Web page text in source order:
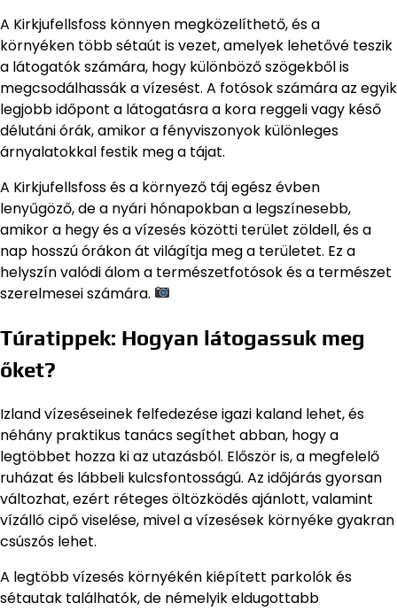
A Kirkjufellsfoss könnyen megközelíthető, és a
környéken több sétaút is vezet, amelyek lehetővé teszik
a látogatók számára, hogy különböző szögekből is
megcsodálhassák a vízesést. A fotósok számára az egyik
legjobb időpont a látogatásra a kora reggeli vagy késő
délutáni órák, amikor a fényviszonyok különleges
árnyalatokkal festik meg a tájat.
A Kirkjufellsfoss és a környező táj egész évben
lenyűgöző, de a nyári hónapokban a legszínesebb,
amikor a hegy és a vízesés közötti terület zöldell, és a
nap hosszú órákon át világítja meg a területet. Ez a
helyszín valódi álom a természetfotósok és a természet
szerelmesei számára.
Túratippek: Hogyan látogassuk meg
őket?
Izland vízeséseinek felfedezése igazi kaland lehet, és
néhány praktikus tanács segíthet abban, hogy a
legtöbbet hozza ki az utazásból. Először is, a megfelelő
ruházat és lábbeli kulcsfontosságú. Az időjárás gyorsan
változhat, ezért réteges öltözködés ajánlott, valamint
vízálló cipő viselése, mivel a vízesések környéke gyakran
csúszós lehet.
A legtöbb vízesés környékén kiépített parkolók és
sétautak találhatók, de némelyik eldugottabb